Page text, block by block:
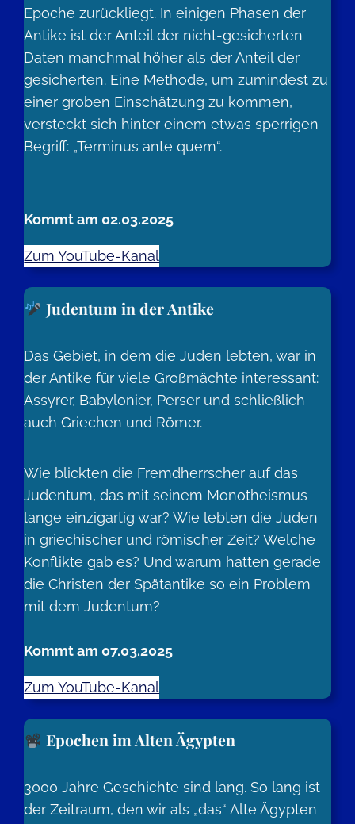
Epoche zurückliegt. In einigen Phasen der
Antike ist der Anteil der nicht-gesicherten
Daten manchmal höher als der Anteil der
gesicherten. Eine Methode, um zumindest zu
einer groben Einschätzung zu kommen,
versteckt sich hinter einem etwas sperrigen
Begriff: „Terminus ante quem“.
Kommt am 02.03.2025
Zum YouTube-Kanal
Judentum in der Antike
Das Gebiet, in dem die Juden lebten, war in
der Antike für viele Großmächte interessant:
Assyrer, Babylonier, Perser und schließlich
auch Griechen und Römer.
Wie blickten die Fremdherrscher auf das
Judentum, das mit seinem Monotheismus
lange einzigartig war? Wie lebten die Juden
in griechischer und römischer Zeit? Welche
Konflikte gab es? Und warum hatten gerade
die Christen der Spätantike so ein Problem
mit dem Judentum?
Kommt am 07.03.2025
Zum YouTube-Kanal
Epochen im Alten Ägypten
3000 Jahre Geschichte sind lang. So lang ist
der Zeitraum, den wir als „das“ Alte Ägypten